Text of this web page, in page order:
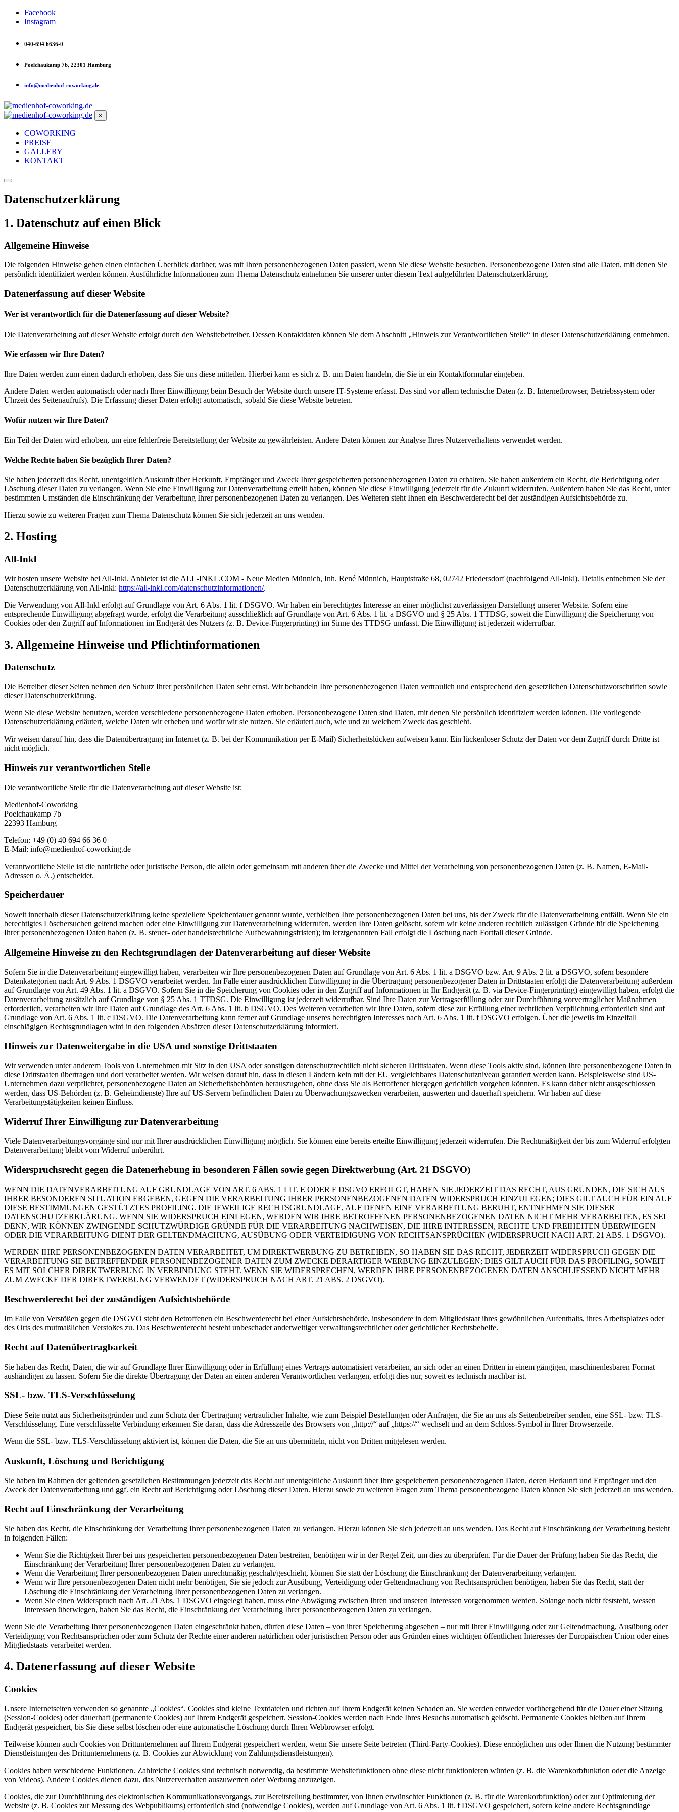
Facebook
Instagram
040-694 6636-0
Poelchaukamp 7b, 22301 Hamburg
info@medienhof-coworking.de
×
COWORKING
PREISE
GALLERY
KONTAKT
Datenschutz­erklärung
1. Datenschutz auf einen Blick
Allgemeine Hinweise
Die folgenden Hinweise geben einen einfachen Überblick darüber, was mit Ihren personenbezogenen Daten passiert, wenn Sie diese Website besuchen. Personenbezogene Daten sind alle Daten, mit denen Sie
persönlich identifiziert werden können. Ausführliche Informationen zum Thema Datenschutz entnehmen Sie unserer unter diesem Text aufgeführten Datenschutzerklärung.
Datenerfassung auf dieser Website
Wer ist verantwortlich für die Datenerfassung auf dieser Website?
Die Datenverarbeitung auf dieser Website erfolgt durch den Websitebetreiber. Dessen Kontaktdaten können Sie dem Abschnitt „Hinweis zur Verantwortlichen Stelle“ in dieser Datenschutzerklärung entnehmen.
Wie erfassen wir Ihre Daten?
Ihre Daten werden zum einen dadurch erhoben, dass Sie uns diese mitteilen. Hierbei kann es sich z. B. um Daten handeln, die Sie in ein Kontaktformular eingeben.
Andere Daten werden automatisch oder nach Ihrer Einwilligung beim Besuch der Website durch unsere IT-Systeme erfasst. Das sind vor allem technische Daten (z. B. Internetbrowser, Betriebssystem oder
Uhrzeit des Seitenaufrufs). Die Erfassung dieser Daten erfolgt automatisch, sobald Sie diese Website betreten.
Wofür nutzen wir Ihre Daten?
Ein Teil der Daten wird erhoben, um eine fehlerfreie Bereitstellung der Website zu gewährleisten. Andere Daten können zur Analyse Ihres Nutzerverhaltens verwendet werden.
Welche Rechte haben Sie bezüglich Ihrer Daten?
Sie haben jederzeit das Recht, unentgeltlich Auskunft über Herkunft, Empfänger und Zweck Ihrer gespeicherten personenbezogenen Daten zu erhalten. Sie haben außerdem ein Recht, die Berichtigung oder
Löschung dieser Daten zu verlangen. Wenn Sie eine Einwilligung zur Datenverarbeitung erteilt haben, können Sie diese Einwilligung jederzeit für die Zukunft widerrufen. Außerdem haben Sie das Recht, unter
bestimmten Umständen die Einschränkung der Verarbeitung Ihrer personenbezogenen Daten zu verlangen. Des Weiteren steht Ihnen ein Beschwerderecht bei der zuständigen Aufsichtsbehörde zu.
Hierzu sowie zu weiteren Fragen zum Thema Datenschutz können Sie sich jederzeit an uns wenden.
2. Hosting
All-Inkl
Wir hosten unsere Website bei All-Inkl. Anbieter ist die ALL-INKL.COM - Neue Medien Münnich, Inh. René Münnich, Hauptstraße 68, 02742 Friedersdorf (nachfolgend All-Inkl). Details entnehmen Sie der
Datenschutzerklärung von All-Inkl: https://all-inkl.com/datenschutzinformationen/.
Die Verwendung von All-Inkl erfolgt auf Grundlage von Art. 6 Abs. 1 lit. f DSGVO. Wir haben ein berechtigtes Interesse an einer möglichst zuverlässigen Darstellung unserer Website. Sofern eine
entsprechende Einwilligung abgefragt wurde, erfolgt die Verarbeitung ausschließlich auf Grundlage von Art. 6 Abs. 1 lit. a DSGVO und § 25 Abs. 1 TTDSG, soweit die Einwilligung die Speicherung von
Cookies oder den Zugriff auf Informationen im Endgerät des Nutzers (z. B. Device-Fingerprinting) im Sinne des TTDSG umfasst. Die Einwilligung ist jederzeit widerrufbar.
3. Allgemeine Hinweise und Pflicht­informationen
Datenschutz
Die Betreiber dieser Seiten nehmen den Schutz Ihrer persönlichen Daten sehr ernst. Wir behandeln Ihre personenbezogenen Daten vertraulich und entsprechend den gesetzlichen Datenschutzvorschriften sowie
dieser Datenschutzerklärung.
Wenn Sie diese Website benutzen, werden verschiedene personenbezogene Daten erhoben. Personenbezogene Daten sind Daten, mit denen Sie persönlich identifiziert werden können. Die vorliegende
Datenschutzerklärung erläutert, welche Daten wir erheben und wofür wir sie nutzen. Sie erläutert auch, wie und zu welchem Zweck das geschieht.
Wir weisen darauf hin, dass die Datenübertragung im Internet (z. B. bei der Kommunikation per E-Mail) Sicherheitslücken aufweisen kann. Ein lückenloser Schutz der Daten vor dem Zugriff durch Dritte ist
nicht möglich.
Hinweis zur verantwortlichen Stelle
Die verantwortliche Stelle für die Datenverarbeitung auf dieser Website ist:
Medienhof-Coworking
Poelchaukamp 7b
22393 Hamburg
Telefon: +49 (0) 40 694 66 36 0
E-Mail: info@medienhof-coworking.de
Verantwortliche Stelle ist die natürliche oder juristische Person, die allein oder gemeinsam mit anderen über die Zwecke und Mittel der Verarbeitung von personenbezogenen Daten (z. B. Namen, E-Mail-
Adressen o. Ä.) entscheidet.
Speicherdauer
Soweit innerhalb dieser Datenschutzerklärung keine speziellere Speicherdauer genannt wurde, verbleiben Ihre personenbezogenen Daten bei uns, bis der Zweck für die Datenverarbeitung entfällt. Wenn Sie ein
berechtigtes Löschersuchen geltend machen oder eine Einwilligung zur Datenverarbeitung widerrufen, werden Ihre Daten gelöscht, sofern wir keine anderen rechtlich zulässigen Gründe für die Speicherung
Ihrer personenbezogenen Daten haben (z. B. steuer- oder handelsrechtliche Aufbewahrungsfristen); im letztgenannten Fall erfolgt die Löschung nach Fortfall dieser Gründe.
Allgemeine Hinweise zu den Rechtsgrundlagen der Datenverarbeitung auf dieser Website
Sofern Sie in die Datenverarbeitung eingewilligt haben, verarbeiten wir Ihre personenbezogenen Daten auf Grundlage von Art. 6 Abs. 1 lit. a DSGVO bzw. Art. 9 Abs. 2 lit. a DSGVO, sofern besondere
Datenkategorien nach Art. 9 Abs. 1 DSGVO verarbeitet werden. Im Falle einer ausdrücklichen Einwilligung in die Übertragung personenbezogener Daten in Drittstaaten erfolgt die Datenverarbeitung außerdem
auf Grundlage von Art. 49 Abs. 1 lit. a DSGVO. Sofern Sie in die Speicherung von Cookies oder in den Zugriff auf Informationen in Ihr Endgerät (z. B. via Device-Fingerprinting) eingewilligt haben, erfolgt die
Datenverarbeitung zusätzlich auf Grundlage von § 25 Abs. 1 TTDSG. Die Einwilligung ist jederzeit widerrufbar. Sind Ihre Daten zur Vertragserfüllung oder zur Durchführung vorvertraglicher Maßnahmen
erforderlich, verarbeiten wir Ihre Daten auf Grundlage des Art. 6 Abs. 1 lit. b DSGVO. Des Weiteren verarbeiten wir Ihre Daten, sofern diese zur Erfüllung einer rechtlichen Verpflichtung erforderlich sind auf
Grundlage von Art. 6 Abs. 1 lit. c DSGVO. Die Datenverarbeitung kann ferner auf Grundlage unseres berechtigten Interesses nach Art. 6 Abs. 1 lit. f DSGVO erfolgen. Über die jeweils im Einzelfall
einschlägigen Rechtsgrundlagen wird in den folgenden Absätzen dieser Datenschutzerklärung informiert.
Hinweis zur Datenweitergabe in die USA und sonstige Drittstaaten
Wir verwenden unter anderem Tools von Unternehmen mit Sitz in den USA oder sonstigen datenschutzrechtlich nicht sicheren Drittstaaten. Wenn diese Tools aktiv sind, können Ihre personenbezogene Daten in
diese Drittstaaten übertragen und dort verarbeitet werden. Wir weisen darauf hin, dass in diesen Ländern kein mit der EU vergleichbares Datenschutzniveau garantiert werden kann. Beispielsweise sind US-
Unternehmen dazu verpflichtet, personenbezogene Daten an Sicherheitsbehörden herauszugeben, ohne dass Sie als Betroffener hiergegen gerichtlich vorgehen könnten. Es kann daher nicht ausgeschlossen
werden, dass US-Behörden (z. B. Geheimdienste) Ihre auf US-Servern befindlichen Daten zu Überwachungszwecken verarbeiten, auswerten und dauerhaft speichern. Wir haben auf diese
Verarbeitungstätigkeiten keinen Einfluss.
Widerruf Ihrer Einwilligung zur Datenverarbeitung
Viele Datenverarbeitungsvorgänge sind nur mit Ihrer ausdrücklichen Einwilligung möglich. Sie können eine bereits erteilte Einwilligung jederzeit widerrufen. Die Rechtmäßigkeit der bis zum Widerruf erfolgten
Datenverarbeitung bleibt vom Widerruf unberührt.
Widerspruchsrecht gegen die Datenerhebung in besonderen Fällen sowie gegen Direktwerbung (Art. 21 DSGVO)
WENN DIE DATENVERARBEITUNG AUF GRUNDLAGE VON ART. 6 ABS. 1 LIT. E ODER F DSGVO ERFOLGT, HABEN SIE JEDERZEIT DAS RECHT, AUS GRÜNDEN, DIE SICH AUS
IHRER BESONDEREN SITUATION ERGEBEN, GEGEN DIE VERARBEITUNG IHRER PERSONENBEZOGENEN DATEN WIDERSPRUCH EINZULEGEN; DIES GILT AUCH FÜR EIN AUF
DIESE BESTIMMUNGEN GESTÜTZTES PROFILING. DIE JEWEILIGE RECHTSGRUNDLAGE, AUF DENEN EINE VERARBEITUNG BERUHT, ENTNEHMEN SIE DIESER
DATENSCHUTZERKLÄRUNG. WENN SIE WIDERSPRUCH EINLEGEN, WERDEN WIR IHRE BETROFFENEN PERSONENBEZOGENEN DATEN NICHT MEHR VERARBEITEN, ES SEI
DENN, WIR KÖNNEN ZWINGENDE SCHUTZWÜRDIGE GRÜNDE FÜR DIE VERARBEITUNG NACHWEISEN, DIE IHRE INTERESSEN, RECHTE UND FREIHEITEN ÜBERWIEGEN
ODER DIE VERARBEITUNG DIENT DER GELTENDMACHUNG, AUSÜBUNG ODER VERTEIDIGUNG VON RECHTSANSPRÜCHEN (WIDERSPRUCH NACH ART. 21 ABS. 1 DSGVO).
WERDEN IHRE PERSONENBEZOGENEN DATEN VERARBEITET, UM DIREKTWERBUNG ZU BETREIBEN, SO HABEN SIE DAS RECHT, JEDERZEIT WIDERSPRUCH GEGEN DIE
VERARBEITUNG SIE BETREFFENDER PERSONENBEZOGENER DATEN ZUM ZWECKE DERARTIGER WERBUNG EINZULEGEN; DIES GILT AUCH FÜR DAS PROFILING, SOWEIT
ES MIT SOLCHER DIREKTWERBUNG IN VERBINDUNG STEHT. WENN SIE WIDERSPRECHEN, WERDEN IHRE PERSONENBEZOGENEN DATEN ANSCHLIESSEND NICHT MEHR
ZUM ZWECKE DER DIREKTWERBUNG VERWENDET (WIDERSPRUCH NACH ART. 21 ABS. 2 DSGVO).
Beschwerde­recht bei der zuständigen Aufsichts­behörde
Im Falle von Verstößen gegen die DSGVO steht den Betroffenen ein Beschwerderecht bei einer Aufsichtsbehörde, insbesondere in dem Mitgliedstaat ihres gewöhnlichen Aufenthalts, ihres Arbeitsplatzes oder
des Orts des mutmaßlichen Verstoßes zu. Das Beschwerderecht besteht unbeschadet anderweitiger verwaltungsrechtlicher oder gerichtlicher Rechtsbehelfe.
Recht auf Daten­übertrag­barkeit
Sie haben das Recht, Daten, die wir auf Grundlage Ihrer Einwilligung oder in Erfüllung eines Vertrags automatisiert verarbeiten, an sich oder an einen Dritten in einem gängigen, maschinenlesbaren Format
aushändigen zu lassen. Sofern Sie die direkte Übertragung der Daten an einen anderen Verantwortlichen verlangen, erfolgt dies nur, soweit es technisch machbar ist.
SSL- bzw. TLS-Verschlüsselung
Diese Seite nutzt aus Sicherheitsgründen und zum Schutz der Übertragung vertraulicher Inhalte, wie zum Beispiel Bestellungen oder Anfragen, die Sie an uns als Seitenbetreiber senden, eine SSL- bzw. TLS-
Verschlüsselung. Eine verschlüsselte Verbindung erkennen Sie daran, dass die Adresszeile des Browsers von „http://“ auf „https://“ wechselt und an dem Schloss-Symbol in Ihrer Browserzeile.
Wenn die SSL- bzw. TLS-Verschlüsselung aktiviert ist, können die Daten, die Sie an uns übermitteln, nicht von Dritten mitgelesen werden.
Auskunft, Löschung und Berichtigung
Sie haben im Rahmen der geltenden gesetzlichen Bestimmungen jederzeit das Recht auf unentgeltliche Auskunft über Ihre gespeicherten personenbezogenen Daten, deren Herkunft und Empfänger und den
Zweck der Datenverarbeitung und ggf. ein Recht auf Berichtigung oder Löschung dieser Daten. Hierzu sowie zu weiteren Fragen zum Thema personenbezogene Daten können Sie sich jederzeit an uns wenden.
Recht auf Einschränkung der Verarbeitung
Sie haben das Recht, die Einschränkung der Verarbeitung Ihrer personenbezogenen Daten zu verlangen. Hierzu können Sie sich jederzeit an uns wenden. Das Recht auf Einschränkung der Verarbeitung besteht
in folgenden Fällen:
Wenn Sie die Richtigkeit Ihrer bei uns gespeicherten personenbezogenen Daten bestreiten, benötigen wir in der Regel Zeit, um dies zu überprüfen. Für die Dauer der Prüfung haben Sie das Recht, die
Einschränkung der Verarbeitung Ihrer personenbezogenen Daten zu verlangen.
Wenn die Verarbeitung Ihrer personenbezogenen Daten unrechtmäßig geschah/geschieht, können Sie statt der Löschung die Einschränkung der Datenverarbeitung verlangen.
Wenn wir Ihre personenbezogenen Daten nicht mehr benötigen, Sie sie jedoch zur Ausübung, Verteidigung oder Geltendmachung von Rechtsansprüchen benötigen, haben Sie das Recht, statt der
Löschung die Einschränkung der Verarbeitung Ihrer personenbezogenen Daten zu verlangen.
Wenn Sie einen Widerspruch nach Art. 21 Abs. 1 DSGVO eingelegt haben, muss eine Abwägung zwischen Ihren und unseren Interessen vorgenommen werden. Solange noch nicht feststeht, wessen
Interessen überwiegen, haben Sie das Recht, die Einschränkung der Verarbeitung Ihrer personenbezogenen Daten zu verlangen.
Wenn Sie die Verarbeitung Ihrer personenbezogenen Daten eingeschränkt haben, dürfen diese Daten – von ihrer Speicherung abgesehen – nur mit Ihrer Einwilligung oder zur Geltendmachung, Ausübung oder
Verteidigung von Rechtsansprüchen oder zum Schutz der Rechte einer anderen natürlichen oder juristischen Person oder aus Gründen eines wichtigen öffentlichen Interesses der Europäischen Union oder eines
Mitgliedstaats verarbeitet werden.
4. Datenerfassung auf dieser Website
Cookies
Unsere Internetseiten verwenden so genannte „Cookies“. Cookies sind kleine Textdateien und richten auf Ihrem Endgerät keinen Schaden an. Sie werden entweder vorübergehend für die Dauer einer Sitzung
(Session-Cookies) oder dauerhaft (permanente Cookies) auf Ihrem Endgerät gespeichert. Session-Cookies werden nach Ende Ihres Besuchs automatisch gelöscht. Permanente Cookies bleiben auf Ihrem
Endgerät gespeichert, bis Sie diese selbst löschen oder eine automatische Löschung durch Ihren Webbrowser erfolgt.
Teilweise können auch Cookies von Drittunternehmen auf Ihrem Endgerät gespeichert werden, wenn Sie unsere Seite betreten (Third-Party-Cookies). Diese ermöglichen uns oder Ihnen die Nutzung bestimmter
Dienstleistungen des Drittunternehmens (z. B. Cookies zur Abwicklung von Zahlungsdienstleistungen).
Cookies haben verschiedene Funktionen. Zahlreiche Cookies sind technisch notwendig, da bestimmte Websitefunktionen ohne diese nicht funktionieren würden (z. B. die Warenkorbfunktion oder die Anzeige
von Videos). Andere Cookies dienen dazu, das Nutzerverhalten auszuwerten oder Werbung anzuzeigen.
Cookies, die zur Durchführung des elektronischen Kommunikationsvorgangs, zur Bereitstellung bestimmter, von Ihnen erwünschter Funktionen (z. B. für die Warenkorbfunktion) oder zur Optimierung der
Website (z. B. Cookies zur Messung des Webpublikums) erforderlich sind (notwendige Cookies), werden auf Grundlage von Art. 6 Abs. 1 lit. f DSGVO gespeichert, sofern keine andere Rechtsgrundlage